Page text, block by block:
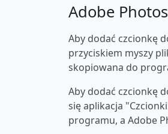
Adobe
Aby dodać czcionkę
przyciskiem myszy
skopiowana do
Aby dodać czcionkę
się aplikacja
programu, a Adobe